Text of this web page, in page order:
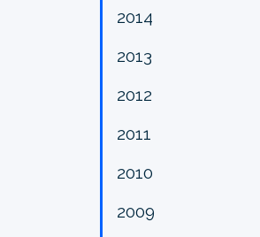
2014
2013
2012
2011
2010
2009